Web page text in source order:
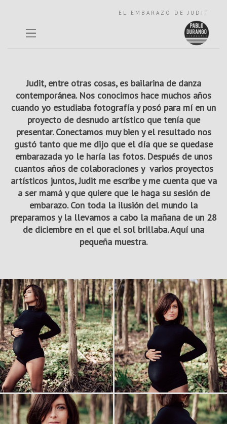
EL EMBARAZO DE JUDIT
Judit, entre otras cosas, es bailarina de danza
contemporánea. Nos conocimos hace muchos años
cuando yo estudiaba fotografía y posó para mí en un
proyecto de desnudo artístico que tenía que
presentar. Conectamos muy bien y el resultado nos
gustó tanto que me dijo que el día que se quedase
embarazada yo le haría las fotos. Después de unos
cuantos años de colaboraciones y varios proyectos
artísticos juntos, Judit me escribe y me cuenta que va
a ser mamá y que quiere que le haga su sesión de
embarazo. Con toda la ilusión del mundo la
preparamos y la llevamos a cabo la mañana de un 28
de diciembre en el que el sol brillaba. Aquí una
pequeña muestra.